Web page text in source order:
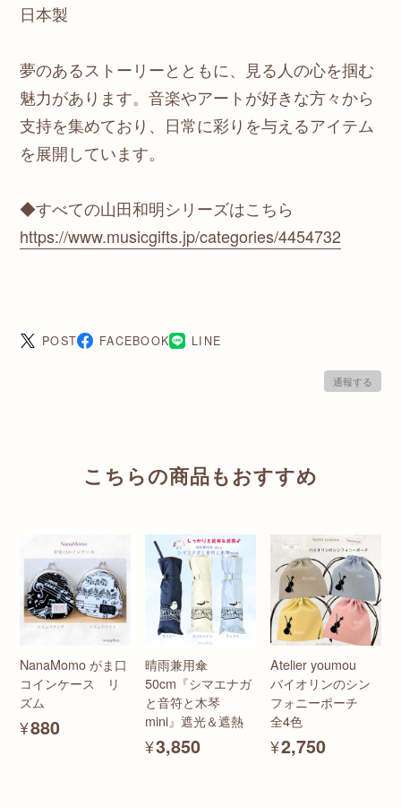
日本製
夢のあるストーリーとともに、見る人の心を掴む
魅力があります。音楽やアートが好きな方々から
支持を集めており、日常に彩りを与えるアイテム
を展開しています。
◆すべての山田和明シリーズはこちら
https://www.musicgifts.jp/categories/4454732
POST FACEBOOK LINE
通報する
こちらの商品もおすすめ
NanaMomo がま口
コインケース リ
ズム
¥880
晴雨兼用傘
50cm『シマエナガ
と音符と木琴
mini』遮光＆遮熱
¥3,850
Atelier youmou
バイオリンのシン
フォニーポーチ
全4色
¥2,750